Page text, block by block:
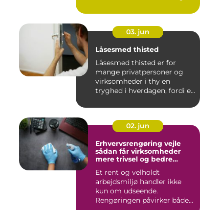
03. jun
Låsesmed thisted
Låsesmed thisted er for
mange privatpersoner og
virksomheder i thy en
tryghed i hverdagen, fordi en
02. jun
Erhvervsrengøring vejle
sådan får virksomheder
mere trivsel og bedre
Et rent og velholdt
arbejdsmiljø handler ikke
kun om udseende.
Rengøringen påvirker både